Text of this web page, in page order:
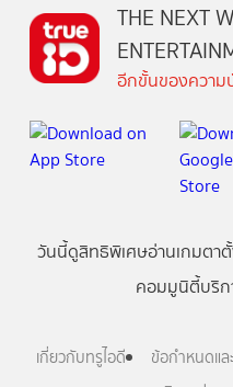
THE NEXT
อีกขั้นของความ
วันนี้ดูสิทธิพิเศษอ่านเกมตา
คอมมูนิตี้บริก
เกี่ยวกับทรูไอดี ข้อกำหนดแล